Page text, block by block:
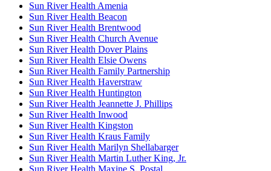
Sun River Health Amenia
Sun River Health Beacon
Sun River Health Brentwood
Sun River Health Church Avenue
Sun River Health Dover Plains
Sun River Health Elsie Owens
Sun River Health Family Partnership
Sun River Health Haverstraw
Sun River Health Huntington
Sun River Health Jeannette J. Phillips
Sun River Health Inwood
Sun River Health Kingston
Sun River Health Kraus Family
Sun River Health Marilyn Shellabarger
Sun River Health Martin Luther King, Jr.
Sun River Health Maxine S. Postal